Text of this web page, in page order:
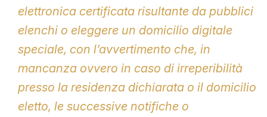
elettronica certificata risultante da pubblici
elenchi o eleggere un domicilio digitale
speciale, con l’avvertimento che, in
mancanza ovvero in caso di irreperibilità
presso la residenza dichiarata o il domicilio
eletto, le successive notifiche o